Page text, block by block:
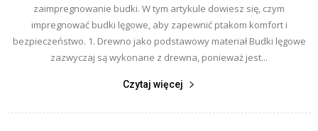
zaimpregnowanie budki. W tym artykule dowiesz się, czym
impregnować budki lęgowe, aby zapewnić ptakom komfort i
bezpieczeństwo. 1. Drewno jako podstawowy materiał Budki lęgowe
zazwyczaj są wykonane z drewna, ponieważ jest...
Czytaj więcej